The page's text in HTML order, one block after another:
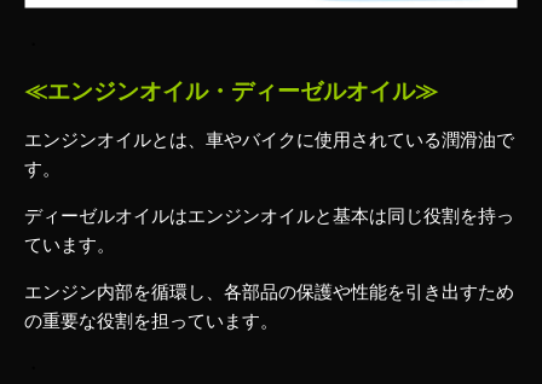
≪エンジンオイル・ディーゼルオイル≫
エンジンオイルとは、車やバイクに使用されている潤滑油で
す。
ディーゼルオイルはエンジンオイルと基本は同じ役割を持っ
ています。
エンジン内部を循環し、各部品の保護や性能を引き出すため
の重要な役割を担っています。